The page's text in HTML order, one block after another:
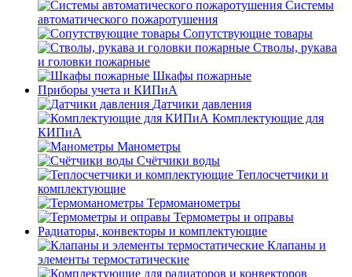
Системы
автоматического пожаротушения
Сопутствующие товары
Стволы, рукава
и головки пожарные
Шкафы пожарные
Приборы учета и КИПиА
Датчики давления
Комплектующие для
КИПиА
Манометры
Счётчики воды
Теплосчетчики и
комплектующие
Термоманометры
Термометры и оправы
Радиаторы, конвекторы и комплектующие
Клапаны и
элементы термостатические